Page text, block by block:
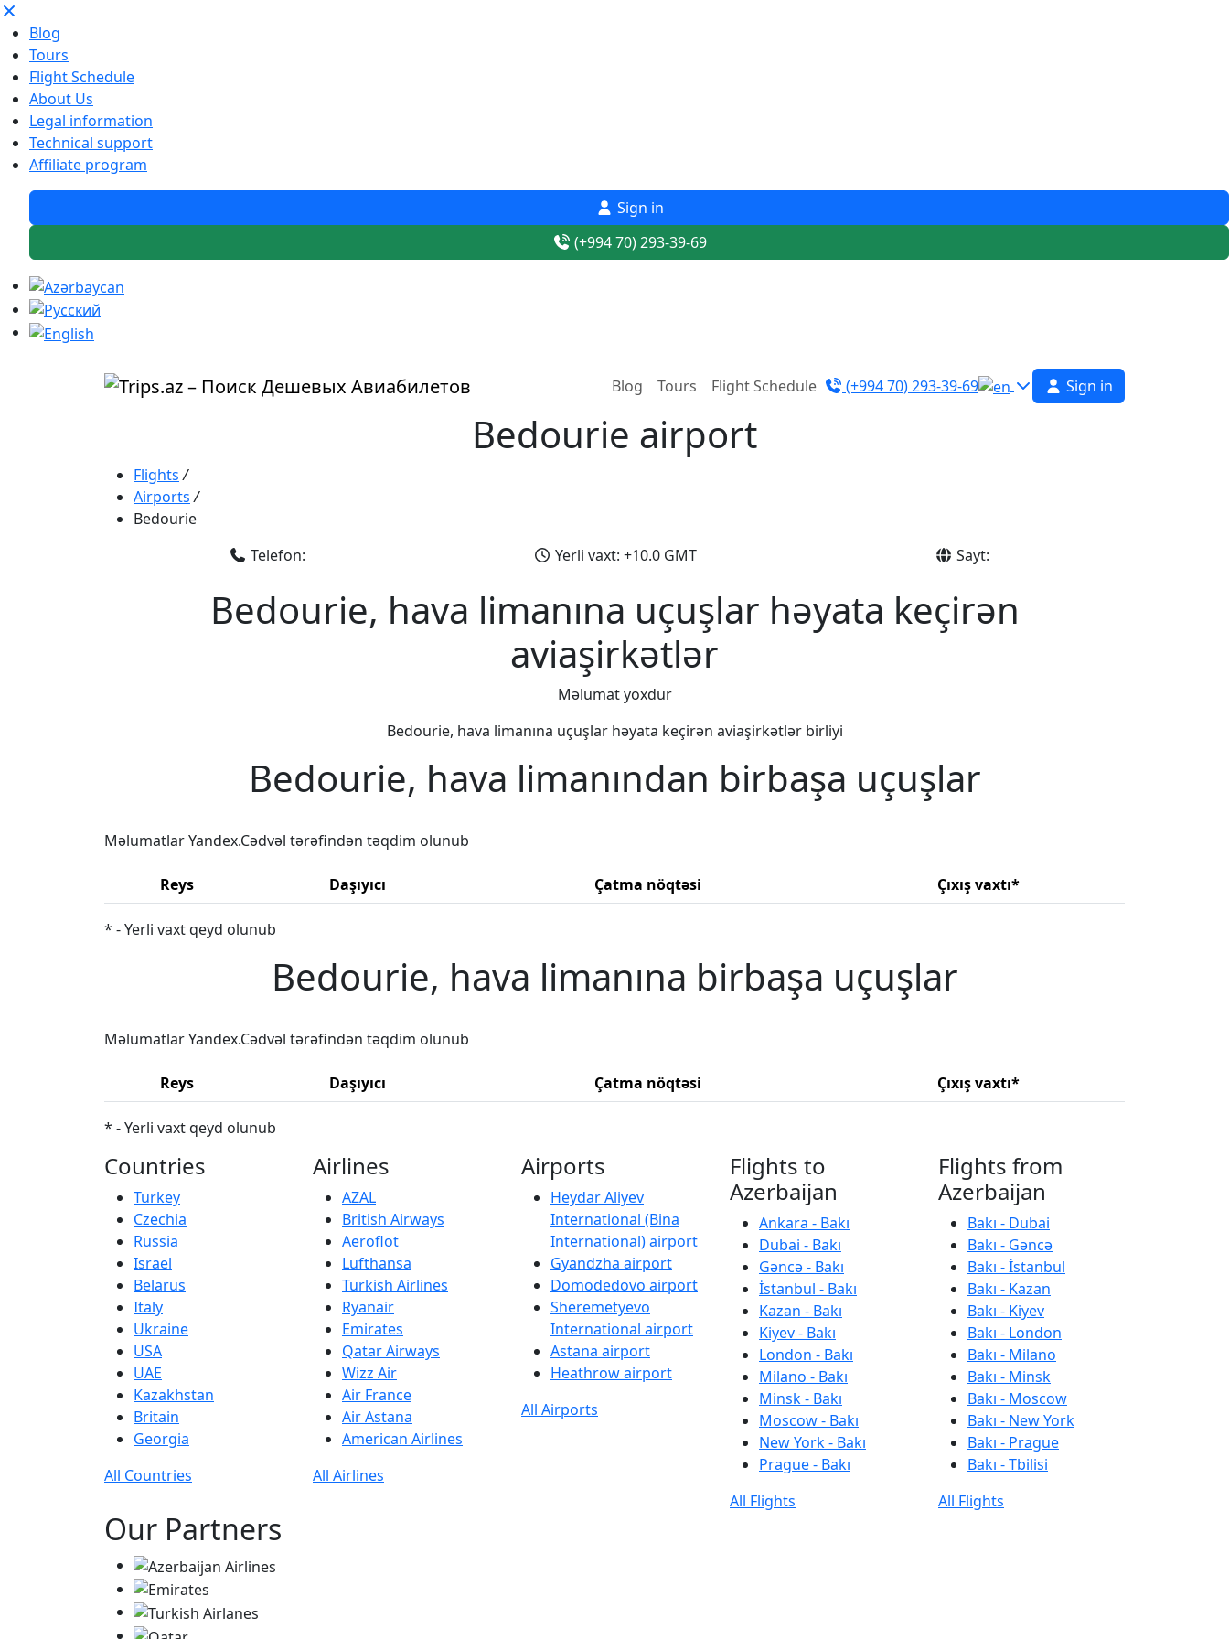
Blog
Tours
Flight Schedule
About Us
Legal information
Technical support
Affiliate program
Sign in
(+994 70) 293-39-69
Blog Tours Flight Schedule (+994 70) 293-39-69 Sign in
Bedourie airport
Flights /
Airports /
Bedourie
Telefon:
Yerli vaxt: +10.0 GMT Sayt:
Bedourie, hava limanına uçuşlar həyata keçirən
aviaşirkətlər
Məlumat yoxdur
Bedourie, hava limanına uçuşlar həyata keçirən aviaşirkətlər birliyi
Bedourie, hava limanından birbaşa uçuşlar
Məlumatlar Yandex.Cədvəl tərəfindən təqdim olunub
Reys Daşıyıcı Çatma nöqtəsi Çıxış vaxtı*
* - Yerli vaxt qeyd olunub
Bedourie, hava limanına birbaşa uçuşlar
Məlumatlar Yandex.Cədvəl tərəfindən təqdim olunub
Reys Daşıyıcı Çatma nöqtəsi Çıxış vaxtı*
* - Yerli vaxt qeyd olunub
Countries
Turkey
Czechia
Russia
Israel
Belarus
Italy
Ukraine
USA
UAE
Kazakhstan
Britain
Georgia
All Countries
Airlines
AZAL
British Airways
Aeroflot
Lufthansa
Turkish Airlines
Ryanair
Emirates
Qatar Airways
Wizz Air
Air France
Air Astana
American Airlines
All Airlines
Airports
Heydar Aliyev
International (Bina
International) airport
Gyandzha airport
Domodedovo airport
Sheremetyevo
International airport
Astana airport
Heathrow airport
All Airports
Flights to
Azerbaijan
Ankara - Bakı
Dubai - Bakı
Gəncə - Bakı
İstanbul - Bakı
Kazan - Bakı
Kiyev - Bakı
London - Bakı
Milano - Bakı
Minsk - Bakı
Moscow - Bakı
New York - Bakı
Prague - Bakı
All Flights
Flights from
Azerbaijan
Bakı - Dubai
Bakı - Gəncə
Bakı - İstanbul
Bakı - Kazan
Bakı - Kiyev
Bakı - London
Bakı - Milano
Bakı - Minsk
Bakı - Moscow
Bakı - New York
Bakı - Prague
Bakı - Tbilisi
All Flights
Our Partners